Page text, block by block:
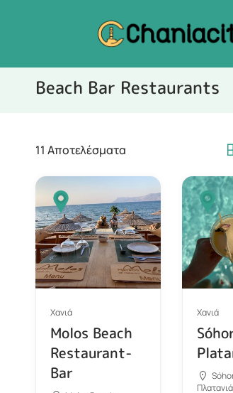
Beach Bar Restaurants
11 Αποτελέσματα
Χανιά
Molos Beach
Restaurant-
Bar
Χανιά